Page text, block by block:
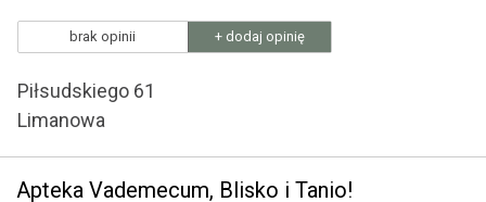
brak opinii + dodaj opinię
Piłsudskiego 61
Limanowa
Apteka Vademecum, Blisko i Tanio!